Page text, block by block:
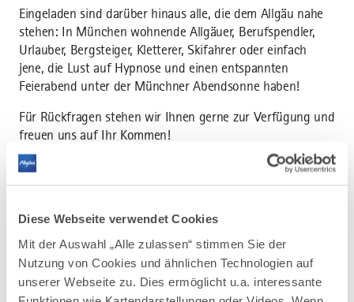
Diese Webseite verwendet Cookies
Mit der Auswahl „Alle zulassen“ stimmen Sie der
Nutzung von Cookies und ähnlichen Technologien auf
unserer Webseite zu. Dies ermöglicht u.a. interessante
Eingeladen sind darüber hinaus alle, die dem Allgäu nahe
stehen: In München wohnende Allgäuer, Berufspendler,
Urlauber, Bergsteiger, Kletterer, Skifahrer oder einfach
jene, die Lust auf Hypnose und einen entspannten
Feierabend unter der Münchner Abendsonne haben!
Für Rückfragen stehen wir Ihnen gerne zur Verfügung und
freuen uns auf Ihr Kommen!
Um den Termin besser koordinieren zu können, bitten wir
überreichen können.
LINK PER MAIL VERSENDEN